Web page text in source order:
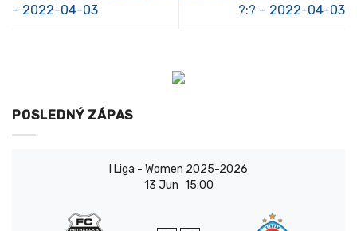
– 2022-04-03
?:? – 2022-04-03
POSLEDNÝ ZÁPAS
I Liga - Women 2025-2026
13 Jun 15:00